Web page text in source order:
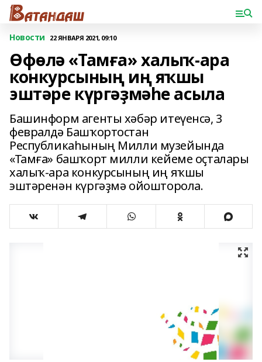
Новости 22 ЯНВАРЯ 2021, 09:10
Өфөлә «Тамға» халыҡ-ара
конкурсының иң яҡшы
эштәре күргәҙмәһе асыла
Башинформ агенты хәбәр итеүенсә, 3
февралдә Башҡортостан
Республикаһының Милли музейында
«Тамға» башҡорт милли кейеме оҫталары
халыҡ-ара конкурсының иң яҡшы
эштәренән күргәҙмә ойошторола.